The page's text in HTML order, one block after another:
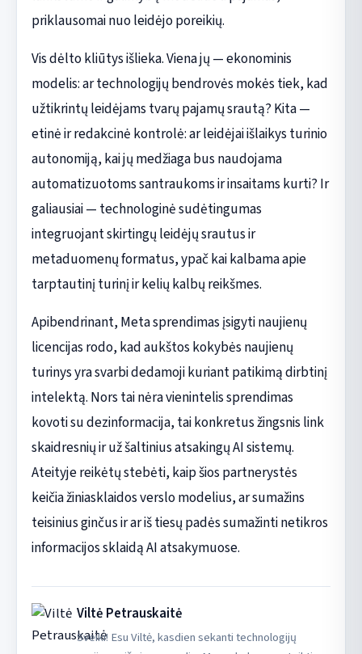
priklausomai nuo leidėjo poreikių.
Vis dėlto kliūtys išlieka. Viena jų — ekonominis
modelis: ar technologijų bendrovės mokės tiek, kad
užtikrintų leidėjams tvarų pajamų srautą? Kita —
etinė ir redakcinė kontrolė: ar leidėjai išlaikys turinio
autonomiją, kai jų medžiaga bus naudojama
automatizuotoms santraukoms ir insaitams kurti? Ir
galiausiai — technologinė sudėtingumas
integruojant skirtingų leidėjų srautus ir
metaduomenų formatus, ypač kai kalbama apie
tarptautinį turinį ir kelių kalbų reikšmes.
Apibendrinant, Meta sprendimas įsigyti naujienų
licencijas rodo, kad aukštos kokybės naujienų
turinys yra svarbi dedamoji kuriant patikimą dirbtinį
intelektą. Nors tai nėra vienintelis sprendimas
kovoti su dezinformacija, tai konkretus žingsnis link
skaidresnių ir už šaltinius atsakingų AI sistemų.
Ateityje reikėtų stebėti, kaip šios partnerystės
keičia žiniasklaidos verslo modelius, ar sumažins
teisinius ginčus ir ar iš tiesų padės sumažinti netikros
informacijos sklaidą AI atsakymuose.
Viltė Petrauskaitė
Sveiki! Esu Viltė, kasdien sekanti technologijų